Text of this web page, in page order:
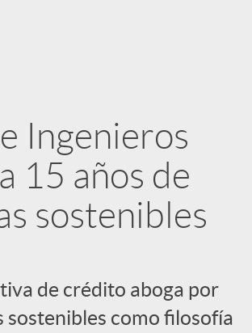
Ingenieros
15 años de
sostenibles
de crédito aboga por
sostenibles como filosofía